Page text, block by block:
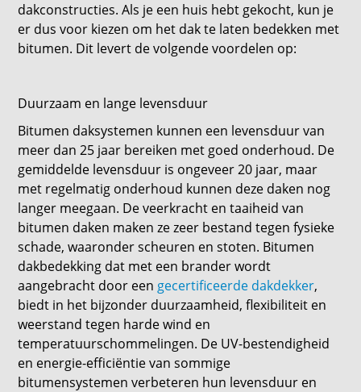
dakconstructies. Als je een huis hebt gekocht, kun je
er dus voor kiezen om het dak te laten bedekken met
bitumen. Dit levert de volgende voordelen op:
Duurzaam en lange levensduur
Bitumen daksystemen kunnen een levensduur van
meer dan 25 jaar bereiken met goed onderhoud. De
gemiddelde levensduur is ongeveer 20 jaar, maar
met regelmatig onderhoud kunnen deze daken nog
langer meegaan. De veerkracht en taaiheid van
bitumen daken maken ze zeer bestand tegen fysieke
schade, waaronder scheuren en stoten. Bitumen
dakbedekking dat met een brander wordt
aangebracht door een gecertificeerde dakdekker,
biedt in het bijzonder duurzaamheid, flexibiliteit en
weerstand tegen harde wind en
temperatuurschommelingen. De UV-bestendigheid
en energie-efficiëntie van sommige
bitumensystemen verbeteren hun levensduur en